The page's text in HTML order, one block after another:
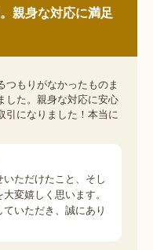
親身な対応に満足
もりがなかったものま
した。親身な対応に安心
引になりました！本当に
ただけたこと、そし
変嬉しく思います。
いただき、誠にあり